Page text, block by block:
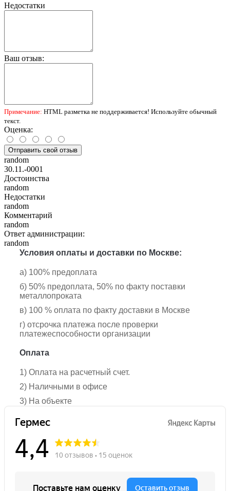
Недостатки
Ваш отзыв:
Примечание: HTML разметка не поддерживается! Используйте обычный
текст.
Оценка:
Отправить свой отзыв
random
30.11.-0001
Достоинства
random
Недостатки
random
Комментарий
random
Ответ администрации:
random
Условия оплаты и доставки по Москве:
а) 100% предоплата
б) 50% предоплата, 50% по факту поставки
металлопроката
в) 100 % оплата по факту доставки в Москве
г) отсрочка платежа после проверки
платежеспособности организации
Оплата
1) Оплата на расчетный счет.
2) Наличными в офисе
3) На объекте